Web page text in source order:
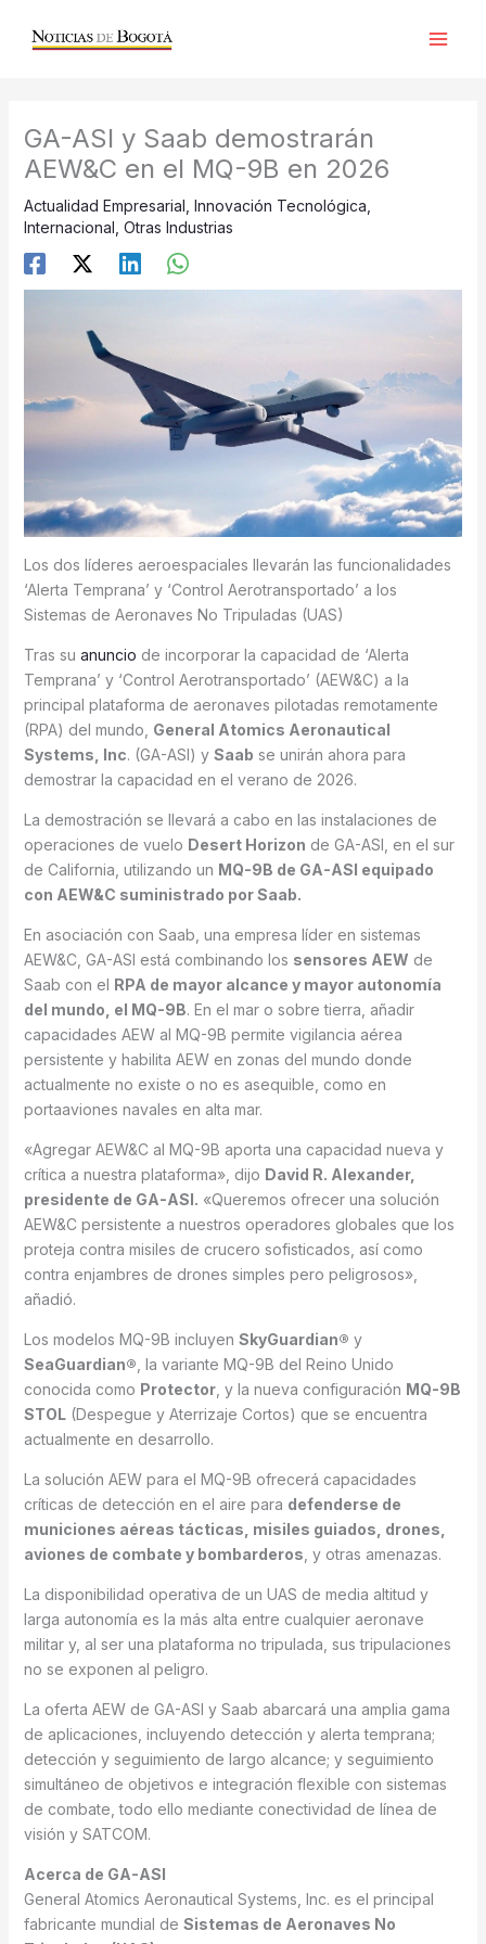
GA-ASI y Saab demostrarán
AEW&C en el MQ-9B en 2026
Actualidad Empresarial Innovación Tecnológica
Internacional Otras Industrias
Los dos líderes aeroespaciales llevarán las funcionalidades
‘Alerta Temprana’ y ‘Control Aerotransportado’ a los
Sistemas de Aeronaves No Tripuladas (UAS)
Tras su anuncio de incorporar la capacidad de ‘Alerta
Temprana’ y ‘Control Aerotransportado’ (AEW&C) a la
principal plataforma de aeronaves pilotadas remotamente
(RPA) del mundo, General Atomics Aeronautical
Systems, Inc. (GA-ASI) y Saab se unirán ahora para
demostrar la capacidad en el verano de 2026.
La demostración se llevará a cabo en las instalaciones de
operaciones de vuelo Desert Horizon de GA-ASI, en el sur
de California, utilizando un MQ-9B de GA-ASI equipado
con AEW&C suministrado por Saab.
En asociación con Saab, una empresa líder en sistemas
AEW&C, GA-ASI está combinando los sensores AEW de
Saab con el RPA de mayor alcance y mayor autonomía
del mundo, el MQ-9B. En el mar o sobre tierra, añadir
capacidades AEW al MQ-9B permite vigilancia aérea
persistente y habilita AEW en zonas del mundo donde
actualmente no existe o no es asequible, como en
portaaviones navales en alta mar.
«Agregar AEW&C al MQ-9B aporta una capacidad nueva y
crítica a nuestra plataforma», dijo David R. Alexander,
presidente de GA-ASI. «Queremos ofrecer una solución
AEW&C persistente a nuestros operadores globales que los
proteja contra misiles de crucero sofisticados, así como
contra enjambres de drones simples pero peligrosos»,
añadió.
Los modelos MQ-9B incluyen SkyGuardian® y
SeaGuardian® , la variante MQ-9B del Reino Unido
conocida como Protector, y la nueva configuración MQ-9B
STOL(Despegue y Aterrizaje Cortos) que se encuentra
actualmente en desarrollo.
La solución AEW para el MQ-9B ofrecerá capacidades
críticas de detección en el aire para defenderse de
municiones aéreas tácticas, misiles guiados, drones,
aviones de combate y bombarderos , y otras amenazas.
La disponibilidad operativa de un UAS de media altitud y
larga autonomía es la más alta entre cualquier aeronave
militar y, al ser una plataforma no tripulada, sus tripulaciones
no se exponen al peligro.
La oferta AEW de GA-ASI y Saab abarcará una amplia gama
de aplicaciones, incluyendo detección y alerta temprana;
detección y seguimiento de largo alcance; y seguimiento
simultáneo de objetivos e integración flexible con sistemas
de combate, todo ello mediante conectividad de línea de
visión y SATCOM.
Acerca de GA-ASI
General Atomics Aeronautical Systems, Inc. es el principal
fabricante mundial de Sistemas de Aeronaves No